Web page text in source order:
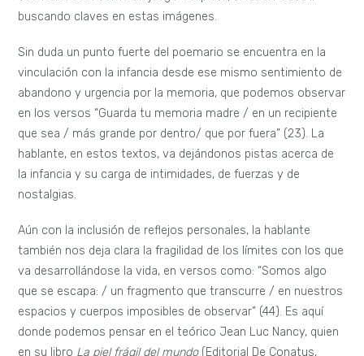
buscando claves en estas imágenes.
Sin duda un punto fuerte del poemario se encuentra en la
vinculación con la infancia desde ese mismo sentimiento de
abandono y urgencia por la memoria, que podemos observar
en los versos “Guarda tu memoria madre / en un recipiente
que sea / más grande por dentro/ que por fuera” (23). La
hablante, en estos textos, va dejándonos pistas acerca de
la infancia y su carga de intimidades, de fuerzas y de
nostalgias.
Aún con la inclusión de reflejos personales, la hablante
también nos deja clara la fragilidad de los límites con los que
va desarrollándose la vida, en versos como: “Somos algo
que se escapa: / un fragmento que transcurre / en nuestros
espacios y cuerpos imposibles de observar” (44). Es aquí
donde podemos pensar en el teórico Jean Luc Nancy, quien
en su libro La piel frágil del mundo(Editorial De Conatus,